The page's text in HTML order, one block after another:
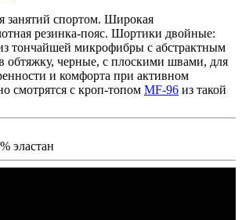
занятий спортом. Широкая
резинка-пояс. Шортики двойные:
тончайшей микрофибры с абстрактным
обтяжку, черные, с плоскими швами, для
и комфорта при активном
смотрятся с кроп-топом MF-96 из такой
эластан